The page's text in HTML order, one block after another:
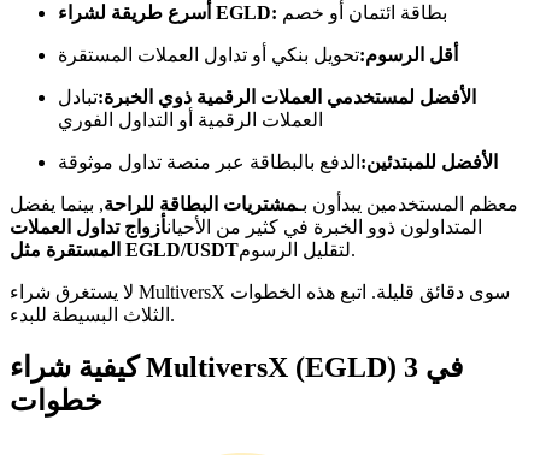
أسرع طريقة لشراء EGLD: بطاقة ائتمان أو خصم
أقل الرسوم:تحويل بنكي أو تداول العملات المستقرة
الأفضل لمستخدمي العملات الرقمية ذوي الخبرة:تبادل
العملات الرقمية أو التداول الفوري
الأفضل للمبتدئين: الدفع بالبطاقة عبر منصة تداول موثوقة
معظم المستخدمين يبدأون بـمشتريات البطاقة للراحة, بينما يفضل
المتداولون ذوو الخبرة في كثير من الأحيانأزواج تداول العملات
المستقرة مثل EGLD/USDT
لتقليل الرسوم.
لا يستغرق شراء MultiversX سوى دقائق قليلة. اتبع هذه الخطوات
الثلاث البسيطة للبدء.
كيفية شراء MultiversX (EGLD) في 3
خطوات